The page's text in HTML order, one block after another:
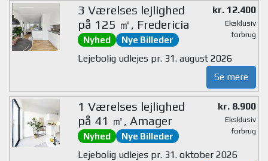
3 Værelses lejlighed
på 125 ㎡, Fredericia
Nyhed Nye Billeder
kr. 12.400
Eksklusiv
forbrug
Lejebolig udlejes pr. 31. august 2026
Se mere
1 Værelses lejlighed
på 41 ㎡, Amager
Nyhed Nye Billeder
kr. 8.900
Eksklusiv
forbrug
Lejebolig udlejes pr. 31. oktober 2026